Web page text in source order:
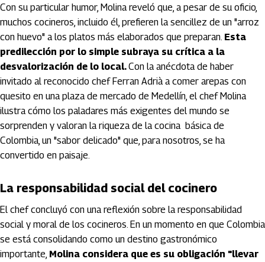
Con su particular humor, Molina reveló que, a pesar de su oficio,
muchos cocineros, incluido él, prefieren la sencillez de un "arroz
con huevo" a los platos más elaborados que preparan. Esta
predilección por lo simple subraya su crítica a la
desvalorización de lo local.Con la anécdota de haber
invitado al reconocido chef Ferran Adrià a comer arepas con
quesito en una plaza de mercado de Medellín, el chef Molina
ilustra cómo los paladares más exigentes del mundo se
sorprenden y valoran la riqueza de la cocina básica de
Colombia, un "sabor delicado" que, para nosotros, se ha
convertido en paisaje.
La responsabilidad social del cocinero
El chef concluyó con una reflexión sobre la responsabilidad
social y moral de los cocineros. En un momento en que Colombia
se está consolidando como un destino gastronómico
importante, Molina considera que es su obligación "llevar